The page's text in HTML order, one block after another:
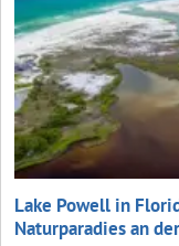
Lake Powell in
Naturparadies an